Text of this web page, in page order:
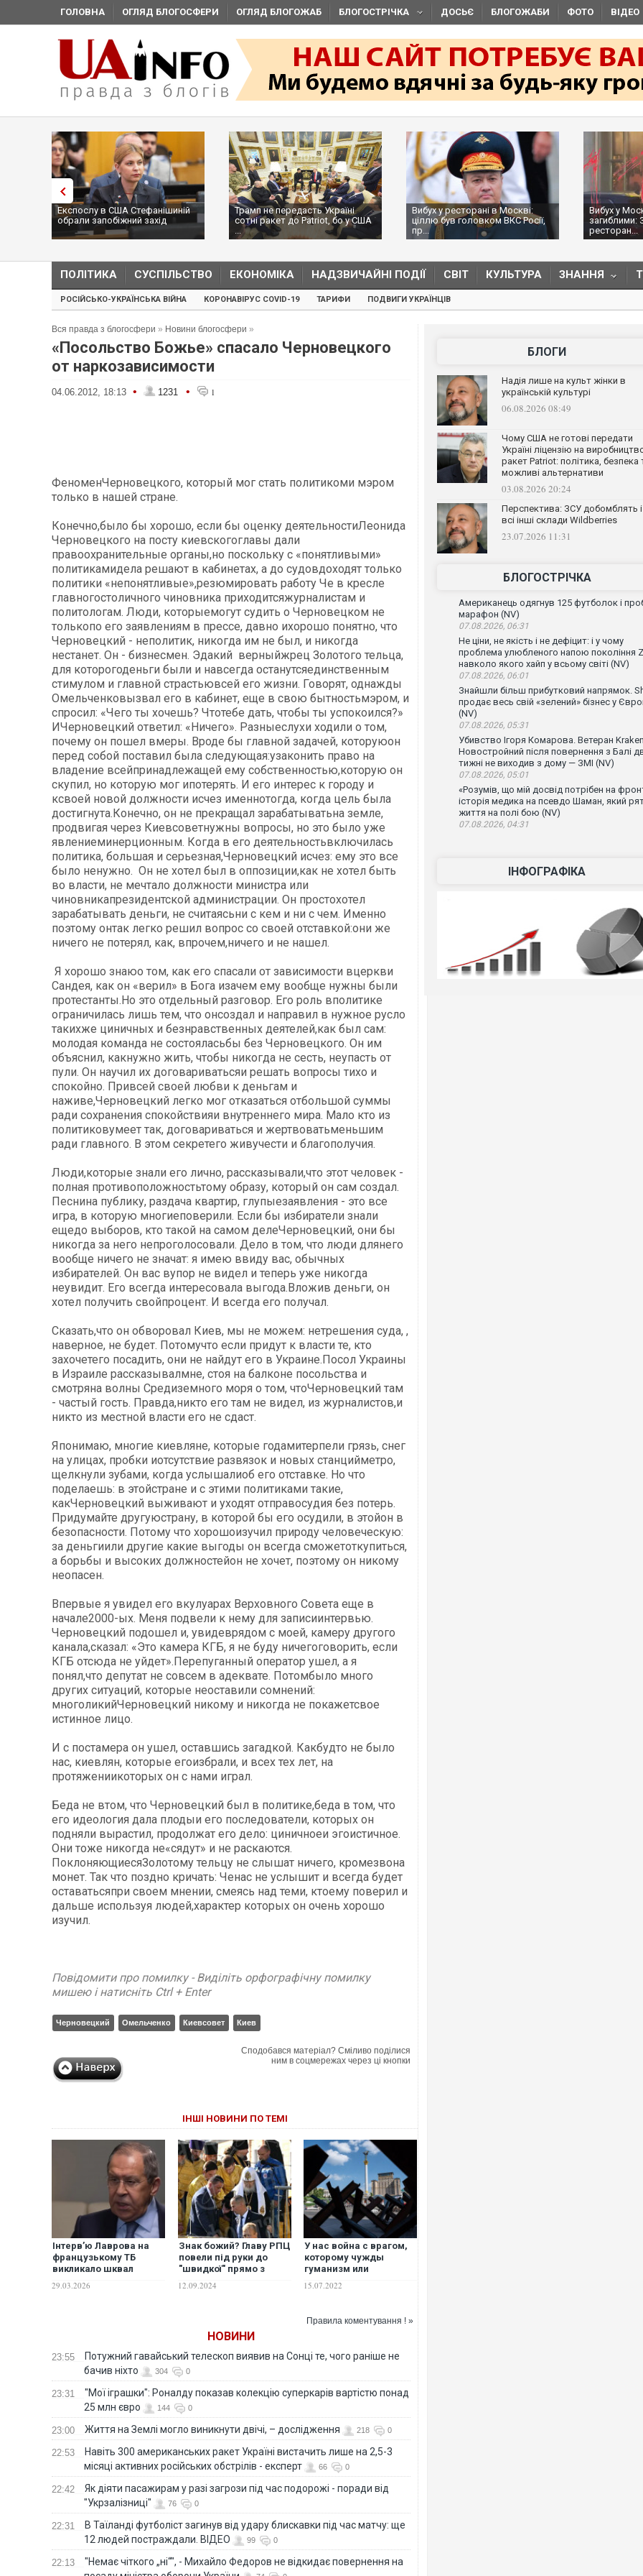
ГОЛОВНА ОГЛЯД БЛОГОСФЕРИ ОГЛЯД БЛОГОЖАБ БЛОГОСТРІЧКА ДОСЬЄ БЛОГОЖАБИ ФОТО ВІДЕО
Експослу в США Стефанішиній
обрали запобіжний захід
Трамп не передасть Україні
сотні ракет до Patriot, бо у США
...
Вибух у ресторані в Москві:
ціллю був головком ВКС Росії,
пр...
Вибух у
загиблими:
ресторан...
ПОЛІТИКА СУСПІЛЬСТВО ЕКОНОМІКА НАДЗВИЧАЙНІ ПОДІЇ СВІТ КУЛЬТУРА ЗНАННЯ
РОСІЙСЬКО-УКРАЇНСЬКА ВІЙНА КОРОНАВІРУС COVID-19 ТАРИФИ ПОДВИГИ УКРАЇНЦІВ
Вся правда з блогосфери » Новини блогосфери »
«Посольство Божье» спасало Черновецкого
от наркозависимости
04.06.2012, 18:13 • 1231 • 1
ФеноменЧерновецкого, который мог стать политикоми мэром
только в нашей стране.
Конечно,было бы хорошо, если бы оценку деятельностиЛеонида
Черновецкого на посту киевскогоглавы дали
правоохранительные органы,но поскольку с «понятливыми»
политикамидела решают в кабинетах, а до судовдоходят только
политики «непонятливые»,резюмировать работу Че в кресле
главногостоличного чиновника приходитсяжурналистам и
политологам. Люди, которыемогут судить о Черновецком не
толькопо его заявлениям в прессе, давно ихорошо понятно, что
Черновецкий - неполитик, никогда им не был, и никогда
нестанет. Он - бизнесмен. Эдакий верныйжрец Золотого тельца,
для которогоденьги были и навсегда останутсяединственным
стимулом и главной страстьювсей его жизни. Говорят, однажды
Омельченковызвал его в кабинет, еще в свою бытностьмэром, и
спросил: «Чего ты хочешь? Чтотебе дать, чтобы ты успокоился?»
ИЧерновецкий ответил: «Ничего». Разныеслухи ходили о том,
почему он пошел вмеры. Вроде бы главной задачей, которуюон
перед собой поставил была следующая:узаконить право на
владение всейпринадлежащей ему собственностью,которую он
скупил, но которую мог ипотерять. И его интерес к городу и
ксвоей новой должности исчез именнотогда, когда цель была
достигнута.Конечно, он не прекращал зарабатыватьна земле,
продвигая через Киевсоветнужны вопросы, но это было уже
явлениеминерционным. Когда в его деятельностьвключилась
политика, большая и серьезная,Черновецкий исчез: ему это все
было ненужно. Он не хотел был в оппозиции,как не хотел быть
во власти, не мечтало должности министра или
чиновникапрезидентской администрации. Он простохотел
зарабатывать деньги, не считаясьни с кем и ни с чем. Именно
поэтому онтак легко решил вопрос со своей отставкой:они же
ничего не потерял, как, впрочем,ничего и не нашел.
Я хорошо знаюо том, как его спасали от зависимости вцеркви
Сандея, как он «верил» в Бога изачем ему вообще нужны были
протестанты.Но это отдельный разговор. Его роль вполитике
ограничилась лишь тем, что онсоздал и направил в нужное русло
такихже циничных и безнравственных деятелей,как был сам:
молодая команда не состояласьбы без Черновецкого. Он им
объяснил, какнужно жить, чтобы никогда не сесть, неупасть от
пули. Он научил их договариватьсяи решать вопросы тихо и
спокойно. Привсей своей любви к деньгам и
наживе,Черновецкий легко мог отказаться отбольшой суммы
ради сохранения спокойствияи внутреннего мира. Мало кто из
политиковумеет так, договариваться и жертвоватьменьшим
ради главного. В этом секретего живучести и благополучия.
Люди,которые знали его лично, рассказывали,что этот человек -
полная противоположностьтому образу, который он сам создал.
Песнина публику, раздача квартир, глупыезаявления - это все
игра, в которую многиеповерили. Если бы избиратели знали
ещедо выборов, кто такой на самом делеЧерновецкий, они бы
никогда за него непроголосовали. Дело в том, что люди длянего
вообще ничего не значат: я имею ввиду вас, обычных
избирателей. Он вас вупор не видел и теперь уже никогда
неувидит. Его всегда интересовала выгода.Вложив деньги, он
хотел получить свойпроцент. И всегда его получал.
Сказать,что он обворовал Киев, мы не можем: нетрешения суда, ,
наверное, не будет. Потомучто если придут к власти те, кто
захочетего посадить, они не найдут его в Украине.Посол Украины
в Израиле рассказывалмне, стоя на балконе посольства и
смотряна волны Средиземного моря о том, чтоЧерновецкий там
- частый гость. Правда,никто его там не видел, из журналистов,и
никто из местной власти его не сдаст.
Японимаю, многие киевляне, которые годамитерпели грязь, снег
на улицах, пробки иотсутствие развязок и новых станцийметро,
щелкнули зубами, когда услышалиоб его отставке. Но что
поделаешь: в этойстране и с этими политиками такие,
какЧерновецкий выживают и уходят отправосудия без потерь.
Придумайте другуюстрану, в которой бы его осудили, в этойон в
безопасности. Потому что хорошоизучил природу человеческую:
за деньгиили другие какие выгоды он всегда сможетоткупиться,
а борьбы и высоких должностейон не хочет, поэтому он никому
неопасен.
Впервые я увидел его вкулуарах Верховного Совета еще в
начале2000-ых. Меня подвели к нему для записиинтервью.
Черновецкий подошел и, увидеврядом с моей, камеру другого
канала,сказал: «Это камера КГБ, я не буду ничегоговорить, если
КГБ отсюда не уйдет».Перепуганный оператор ушел, а я
понял,что депутат не совсем в адеквате. Потомбыло много
других ситуаций, которые неоставили сомнений:
многоликийЧерновецкий никому и никогда не покажетсвое
истинное лицо.
И с постамера он ушел, оставшись загадкой. Какбудто не было
нас, киевлян, которые егоизбрали, и всех тех лет, на
протяжениикоторых он с нами играл.
Беда не втом, что Черновецкий был в политике,беда в том, что
его идеология дала плодыи его последователи, которых он
подняли вырастил, продолжат его дело: циничноеи эгоистичное.
Они тоже никогда не«сядут» и не раскаются.
ПоклоняющиесяЗолотому тельцу не слышат ничего, кромезвона
монет. Так что поздно кричать: Ченас не услышит и всегда будет
оставатьсяпри своем мнении, смеясь над теми, ктоему поверил и
дальше используя людей,характер которых он очень хорошо
изучил.
Повідомити про помилку - Виділіть орфографічну помилку
мишею і натисніть Ctrl + Enter
Черновецкий Омельченко Киевсовет Киев
Сподобався матеріал? Сміливо поділися
ним в соцмережах через ці кнопки
ІНШІ НОВИНИ ПО ТЕМІ
Інтерв’ю Лаврова на
французькому ТБ
викликало шквал
29.03.2026
Знак божий? Главу РПЦ
повели під руки до
"швидкої" прямо з
Петербурзі
12.09.2024
У нас война с врагом,
которому чужды
гуманизм или
Киеву нужно
15.07.2022
Правила коментування ! »
НОВИНИ
23:55
Потужний гавайський телескоп виявив на Сонці те, чого раніше не
бачив ніхто
304 0
23:31
"Мої іграшки": Роналду показав колекцію суперкарів вартістю понад
25 млн євро
144 0
23:00 Життя на Землі могло виникнути двічі, – дослідження 218 0
22:53
Навіть 300 американських ракет Україні вистачить лише на 2,5-3
місяці активних російських обстрілів - експерт
66 0
22:42
Як діяти пасажирам у разі загрози під час подорожі - поради від
"Укрзалізниці"
76 0
22:31
В Таїланді футболіст загинув від удару блискавки під час матчу: ще
12 людей постраждали. ВІДЕО
99 0
22:13
"Немає чіткого „ні“", - Михайло Федоров не відкидає повернення на
БЛОГИ
Надія лише на культ жінки в
українській культурі
06.08.2026 08:49
Чому США не готові передати
Україні ліцензію на
ракет Patriot: політика, безпека
можливі альтернативи
03.08.2026 20:24
Перспектива: ЗСУ добомблять і
всі інші склади Wildberries
23.07.2026 11:31
БЛОГОСТРІЧКА
Американець одягнув 125 футболок і
марафон (NV)
07.08.2026, 06:31
Не ціни, не якість і не дефіцит: і у чому
проблема улюбленого напою покоління
навколо якого хайп у всьому світі (NV)
07.08.2026, 06:01
Знайшли більш прибутковий напрямок.
продає весь свій «зелений» бізнес у
(NV)
07.08.2026, 05:31
Убивство Ігоря Комарова. Ветеран Kraken
Новостройний після повернення з Балі
тижні не виходив з дому — ЗМІ (NV)
07.08.2026, 05:01
«Розумів, що мій досвід потрібен на
історія медика на псевдо Шаман, який
життя на полі бою (NV)
07.08.2026, 04:31
ІНФОГРАФІКА